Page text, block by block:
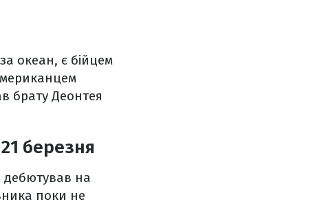
океан, є бійцем
брату Деонтея
березня
дебютував на
поки не